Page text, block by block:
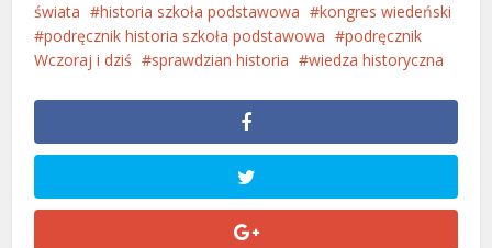
świata
historia szkoła podstawowa
kongres wiedeński
podręcznik historia szkoła podstawowa
podręcznik
Wczoraj i dziś
sprawdzian historia wiedza historyczna